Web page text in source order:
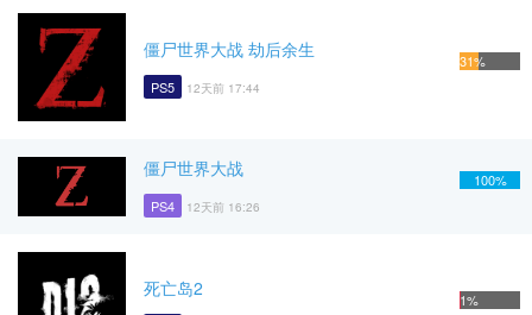
僵尸世界大战 劫后余生
PS5 12天前 17:44
31%
僵尸世界大战
PS4 12天前 16:26
100%
死亡岛2 1%